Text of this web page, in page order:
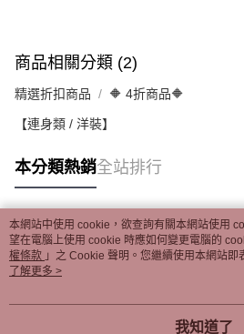
商品相關分類 (2)
精選折扣商品 🔶 4折商品🔶
【連身類 / 洋裝】
本分類熱銷全站排行
熱門標籤
本網站中使用 cookie，欲查詢有關本網站使用
望在電腦上使用 cookie 時應如何變更電腦的
權條款 」之 Cookie 聲明。您繼續使用本網站
用條款之 Cookie 聲明使用 cookie。
了解更多 >
我知道了